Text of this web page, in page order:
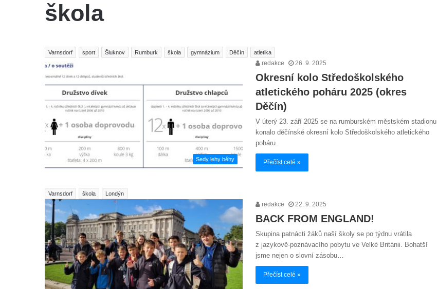
škola
Varnsdorf sport Šluknov Rumburk škola gymnázium Děčín atletika
Sedy lehy běhy
redakce 26. 9. 2025
Okresní kolo Středoškolského
atletického poháru 2025 (okres
Děčín)
V úterý 23. září 2025 se na rumburském městském stadionu
konalo děčínské okresní kolo Středoškolského atletického
poháru.
Přečíst celé »
Varnsdorf škola Londýn
redakce 22. 9. 2025
BACK FROM ENGLAND!
Skupina patnácti žáků naší školy se po týdnu vrátila
z jazykově-poznávacího pobytu ve Velké Británii. Bohatší
jsme nejen o slovní zásobu…
Přečíst celé »